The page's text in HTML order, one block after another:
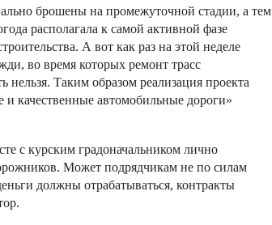
брошены на промежуточной стадии, а тем
располагала к самой активной фазе
А вот как раз на этой неделе
во время которых ремонт трасс
нельзя. Таким образом реализация проекта
и качественные автомобильные дороги»
с курским градоначальником лично
Может подрядчикам не по силам
должны отрабатываться, контракты